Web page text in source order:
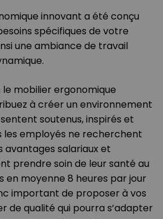
innovant a été conçu
spécifiques de votre
une ambiance de travail
le mobilier ergonomique
à créer un environnement
soutenus, inspirés et
les employés ne recherchent
avantages salariaux et
prendre soin de leur santé au
en moyenne 8 heures par jour
important de proposer à vos
de qualité qui pourra s’adapter